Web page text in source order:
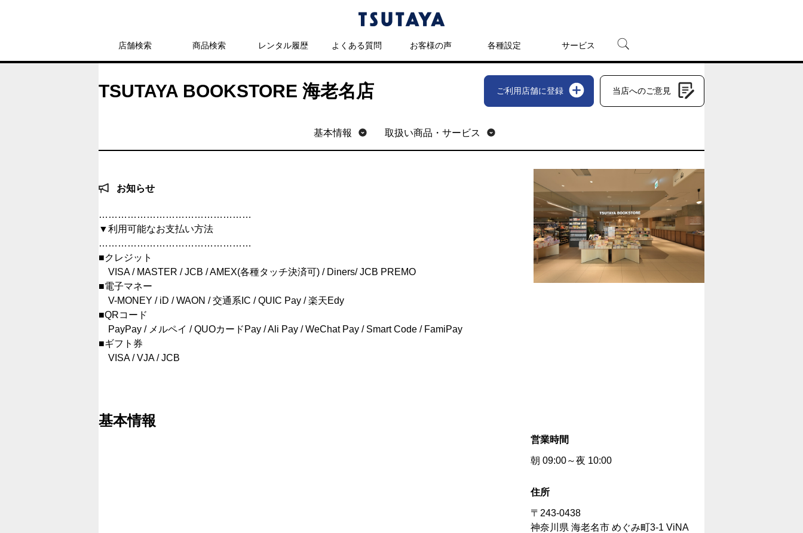
店舗検索 商品検索 レンタル履歴 よくある質問 お客様の声 各種設定 サービス
宅配レンタル
オンラインゲーム
TSUTAYA BOOKSTORE 海老名店 ご利用店舗に登録 当店へのご意見
基本情報 取扱い商品・サービス
お知らせ
…………………………………………
▼利用可能なお支払い方法
…………………………………………
■クレジット
VISA / MASTER / JCB / AMEX(各種タッチ決済可) / Diners/ JCB PREMO
■電子マネー
V-MONEY / iD / WAON / 交通系IC / QUIC Pay / 楽天Edy
■QRコード
PayPay / メルペイ / QUOカードPay / Ali Pay / WeChat Pay / Smart Code / FamiPay
■ギフト券
VISA / VJA / JCB
基本情報
営業時間
朝 09:00～夜 10:00
住所
〒243-0438
神奈川県 海老名市 めぐみ町3-1 ViNA